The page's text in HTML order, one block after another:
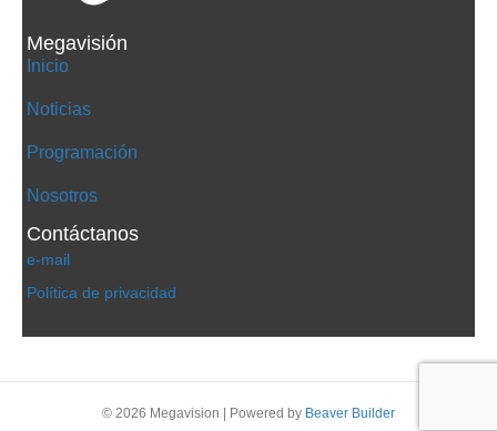
Megavisión
Inicio
Noticias
Programación
Nosotros
Contáctanos
e-mail
Política de privacidad
© 2026 Megavision Powered by Beaver Builder